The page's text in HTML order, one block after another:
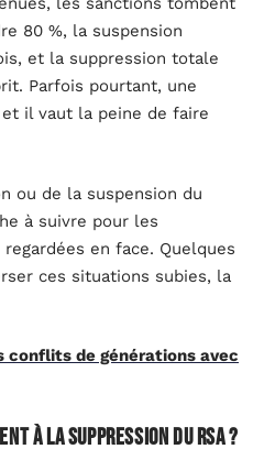
80 %, la suspension
et la suppression totale
Parfois pourtant, une
il vaut la peine de faire
ou de la suspension du
à suivre pour les
en face. Quelques
ces situations subies, la
conflits de générations avec
à la suppression du RSA ?